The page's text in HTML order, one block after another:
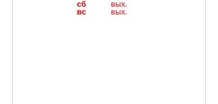
сб
вых.
вс
вых.